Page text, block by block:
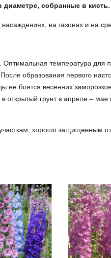
собранные в кисть.
на газонах и на
температура для
образования первого
не боятся весенних
открытый грунт в апреле –
хорошо защищенным от